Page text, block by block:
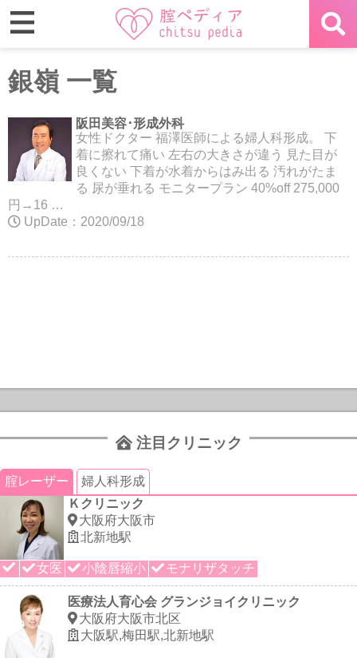
銀嶺 一覧
阪田美容･形成外科
女性ドクター 福澤医師による婦人科形成。 下
着に擦れて痛い 左右の大きさが違う 見た目が
良くない 下着が水着からはみ出る 汚れがたま
る 尿が垂れる モニタープラン 40%off 275,000
円→16 …
UpDate：2020/09/18
注目クリニック
腟レーザー
婦人科形成
Ｋクリニック
大阪府大阪市
北新地駅
女医 小陰唇縮小 モナリザタッチ
医療法人育心会 グランジョイクリニック
大阪府大阪市北区
大阪駅,梅田駅,北新地駅